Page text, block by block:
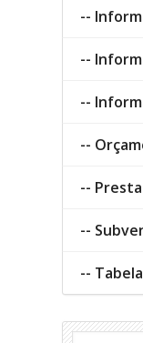
--
--
--
--
--
--
--